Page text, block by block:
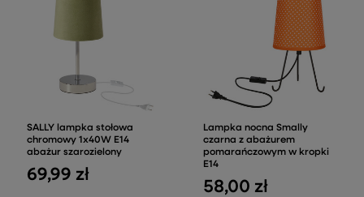
SALLY lampka stołowa
chromowy 1x40W E14
abażur szarozielony
69,99 zł
Lampka nocna Smally
czarna z abażurem
pomarańczowym w kropki
E14
58,00 zł